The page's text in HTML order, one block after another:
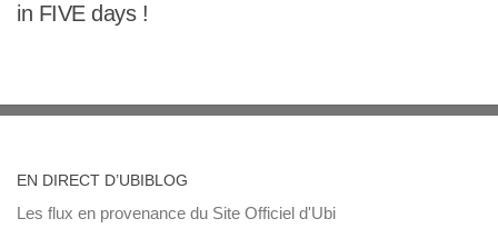
in FIVE days !
EN DIRECT D’UBIBLOG
Les flux en provenance du Site Officiel d'Ubi